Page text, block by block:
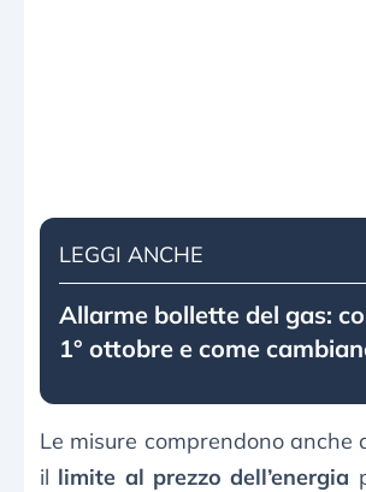
LEGGI ANCHE
Allarme bollette del gas:
1° ottobre e come
Le misure comprendono
il limite al prezzo dell’energia